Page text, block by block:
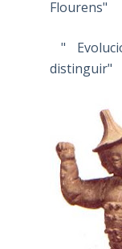
Flourens"
"
distinguir"